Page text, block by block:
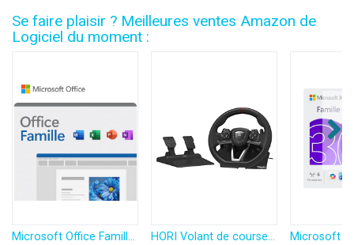
Se faire plaisir ? Meilleures ventes Amazon de
Logiciel du moment :
Microsoft Office Famille 2024 | Code d'activation envoyé par email
HORI Volant de course APEX pour Playstation 5, Playstation 4 et PC - Licence officielle Sony